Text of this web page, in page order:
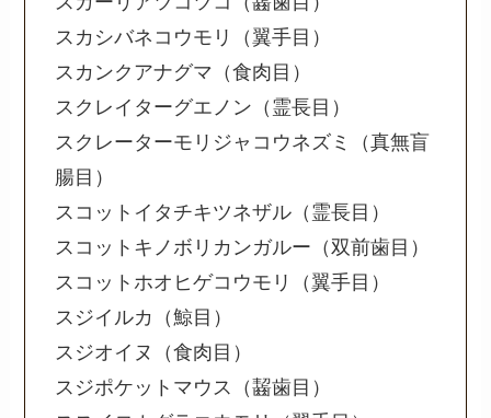
スカシバネコウモリ（翼手目）
スカンクアナグマ（食肉目）
スクレイターグエノン（霊長目）
スクレーターモリジャコウネズミ（真無盲
腸目）
スコットイタチキツネザル（霊長目）
スコットキノボリカンガルー（双前歯目）
スコットホオヒゲコウモリ（翼手目）
スジイルカ（鯨目）
スジオイヌ（食肉目）
スジポケットマウス（齧歯目）